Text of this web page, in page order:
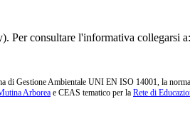
Per consultare l'informativa collegarsi a:
di Gestione Ambientale UNI EN ISO 14001, la
Arborea e CEAS tematico per la Rete di